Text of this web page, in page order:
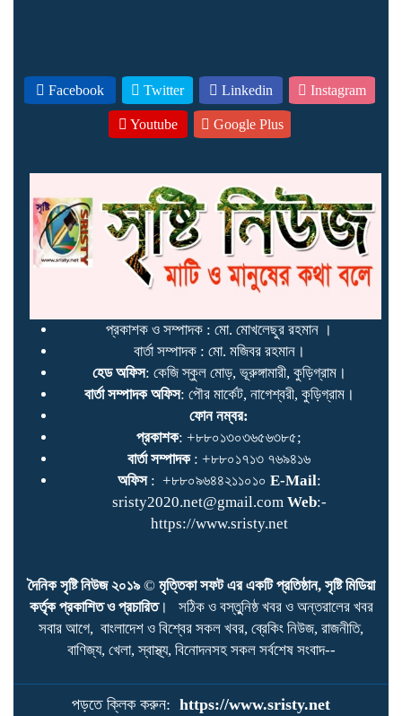
দৌলতপুরে পদ্মার পাড় ধসে ২ শিশু
Facebook Twitter Linkedin Instagram
Youtube Google Plus
প্রকাশক ও সম্পাদক : মো. মোখলেছুর রহমান ।
বার্তা সম্পাদক : মো. মজিবর রহমান।
হেড অফিস: কেজি স্কুল মোড়, ভূরুঙ্গামারী, কুড়িগ্রাম।
বার্তা সম্পাদক অফিস: পৌর মার্কেট, নাগেশ্বরী, কুড়িগ্রাম।
ফোন নম্বর:
প্রকাশক: +৮৮০১৩০৩৬৫৬৩৮৫;
বার্তা সম্পাদক: +৮৮০১৭১৩ ৭৬৯৪১৬
অফিস: +৮৮০৯৬৪৪২১১০১০ E-Mail:
sristy2020.net@gmail.com Web:-
https://www.sristy.net
দৈনিক সৃষ্টি নিউজ ২০১৯© মৃত্তিকা সফট এর একটি প্রতিষ্ঠান, সৃষ্টি মিডিয়া
কর্তৃক প্রকাশিত ও প্রচারিত। সঠিক ও বস্তুুনিষ্ঠ খবর ও অন্তরালের খবর
সবার আগে, বাংলাদেশ ও বিশ্বের সকল খবর, ব্রেকিং নিউজ, রাজনীতি,
বাণিজ্য, খেলা, স্বাস্থ্য, বিনোদনসহ সকল সর্বশেষ সংবাদ--
পড়তে ক্লিক করুন: https://www.sristy.net